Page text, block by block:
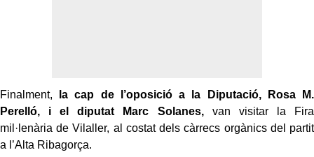
Finalment,
la cap de l’oposició a la Diputació, Rosa M.
Perelló, i el diputat Marc Solanes,van visitar la Fira
mil·lenària de Vilaller, al costat dels càrrecs orgànics del partit
a l’Alta Ribagorça.